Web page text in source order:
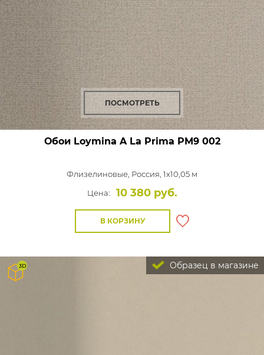
ПОСМОТРЕТЬ
Обои Loymina A La Prima PM9 002
Флизелиновые, Россия, 1x10,05 м
Цена:
10 380 руб.
В КОРЗИНУ
Образец в магазине